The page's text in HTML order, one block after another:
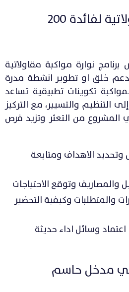
2) المواكبة المقاولاتية لفائدة 200
نوارة مواكبة مقاولاتية
لدعم خلق او تطوير انشطة مدرة
تكوينات تطبيقية تساعد
التنظيم والتسيير، مع التركيز
المشروع من التعثر وتزيد فرص
وتحديد الاهداف ومتابعة
والمصاريف وتوقع الاحتياجات
والمتطلبات وكيفية التحضير
وسائل اداء حديثة
مدخل حاسم